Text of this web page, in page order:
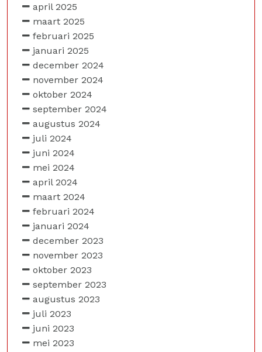
april 2025
maart 2025
februari 2025
januari 2025
december 2024
november 2024
oktober 2024
september 2024
augustus 2024
juli 2024
juni 2024
mei 2024
april 2024
maart 2024
februari 2024
januari 2024
december 2023
november 2023
oktober 2023
september 2023
augustus 2023
juli 2023
juni 2023
mei 2023